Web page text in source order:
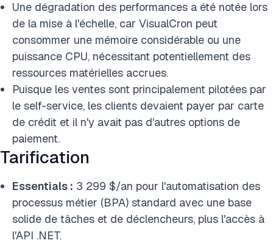
Une dégradation des performances a été notée lors
de la mise à l'échelle, car VisualCron peut
consommer une mémoire considérable ou une
puissance CPU, nécessitant potentiellement des
ressources matérielles accrues.
Puisque les ventes sont principalement pilotées par
le self-service, les clients devaient payer par carte
de crédit et il n'y avait pas d'autres options de
paiement.
Tarification
Essentials : 3 299 $/an pour l'automatisation des
processus métier (BPA) standard avec une base
solide de tâches et de déclencheurs, plus l'accès à
l'API .NET.